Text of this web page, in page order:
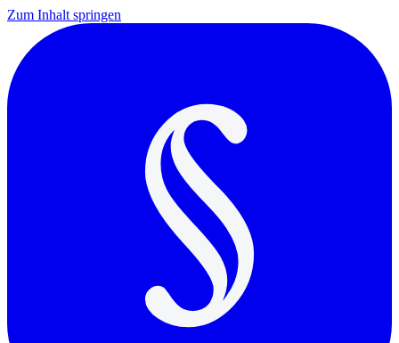
Zum Inhalt springen